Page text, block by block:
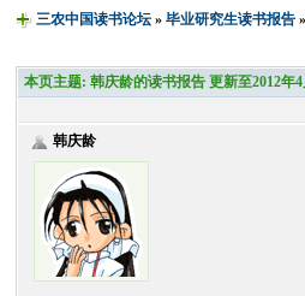
三农中国读书论坛 »毕业研究生读书报告
本页主题: 韩庆龄的读书报告 更新至2012年4
韩庆龄